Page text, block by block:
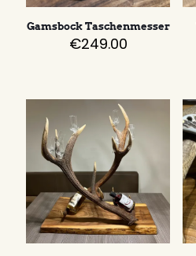
Gamsbock Taschenmesser
€249.00